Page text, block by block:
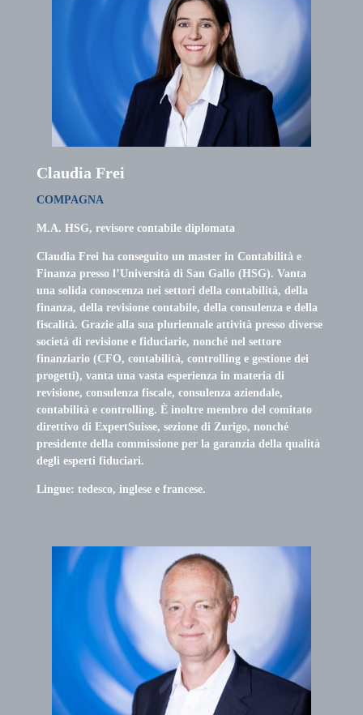
Claudia Frei
COMPAGNA
M.A. HSG, revisore contabile diplomata
Claudia Frei ha conseguito un master in Contabilità e
Finanza presso l’Università di San Gallo (HSG). Vanta
una solida conoscenza nei settori della contabilità, della
finanza, della revisione contabile, della consulenza e della
fiscalità. Grazie alla sua pluriennale attività presso diverse
società di revisione e fiduciarie, nonché nel settore
finanziario (CFO, contabilità, controlling e gestione dei
progetti), vanta una vasta esperienza in materia di
revisione, consulenza fiscale, consulenza aziendale,
contabilità e controlling. È inoltre membro del comitato
direttivo di ExpertSuisse, sezione di Zurigo, nonché
presidente della commissione per la garanzia della qualità
degli esperti fiduciari.
Lingue: tedesco, inglese e francese.